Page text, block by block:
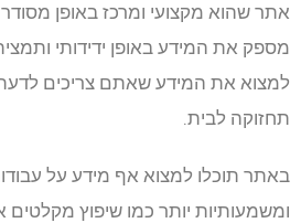
אתר שהוא מקצועי ומרכז באופן
מספק את המידע באופן ידידותי
למצוא את המידע שאתם צריכים לדעת
תחזוקה לבית.
באתר תוכלו למצוא אף מידע על